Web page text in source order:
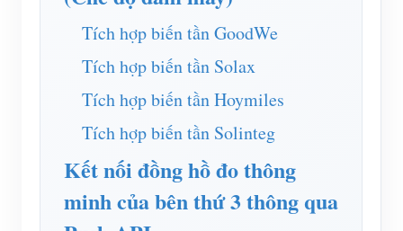
Màn hình sử dụng điện
Hệ thống điều khiển máy sưởi PV
Tự động hóa gia đình
Giám sát năng lượng nhà máy
Khởi động nhanh sản phẩm
Tài liệu
Nhà phát triển
Khám phá
Chương trình khen thưởng
Tiếp xúc
Về chúng tôi
Tích hợp biến tần GoodWe
Tích hợp biến tần Solax
Tích hợp biến tần Hoymiles
Tích hợp biến tần Solinteg
Kết nối đồng hồ đo thông
minh của bên thứ 3 thông qua